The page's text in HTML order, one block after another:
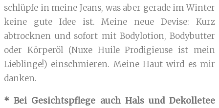
schlüpfe in meine Jeans, was aber gerade im Winter
keine gute Idee ist. Meine neue Devise: Kurz
abtrocknen und sofort mit Bodylotion, Bodybutter
oder Körperöl (Nuxe Huile Prodigieuse ist mein
Lieblinge!) einschmieren. Meine Haut wird es mir
danken.
* Bei Gesichtspflege auch Hals und Dekolletee